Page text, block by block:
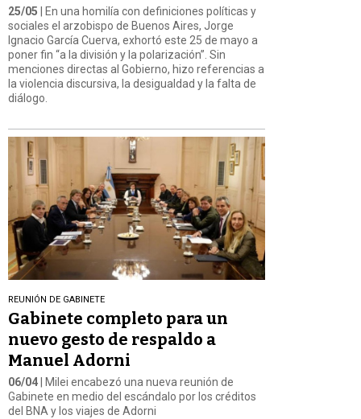
25/05 | En una homilía con definiciones políticas y
sociales el arzobispo de Buenos Aires, Jorge
Ignacio García Cuerva, exhortó este 25 de mayo a
poner fin “a la división y la polarización”. Sin
menciones directas al Gobierno, hizo referencias a
la violencia discursiva, la desigualdad y la falta de
diálogo.
REUNIÓN DE GABINETE
Gabinete completo para un
nuevo gesto de respaldo a
Manuel Adorni
06/04 | Milei encabezó una nueva reunión de
Gabinete en medio del escándalo por los créditos
del BNA y los viajes de Adorni